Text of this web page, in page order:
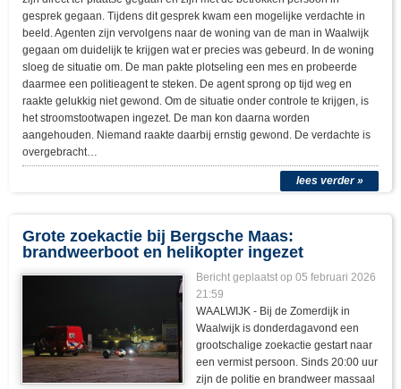
gesprek gegaan. Tijdens dit gesprek kwam een mogelijke verdachte in
beeld. Agenten zijn vervolgens naar de woning van de man in Waalwijk
gegaan om duidelijk te krijgen wat er precies was gebeurd. In de woning
sloeg de situatie om. De man pakte plotseling een mes en probeerde
daarmee een politieagent te steken. De agent sprong op tijd weg en
raakte gelukkig niet gewond. Om de situatie onder controle te krijgen, is
het stroomstootwapen ingezet. De man kon daarna worden
aangehouden. Niemand raakte daarbij ernstig gewond. De verdachte is
overgebracht…
lees verder »
Grote zoekactie bij Bergsche Maas:
brandweerboot en helikopter ingezet
Bericht geplaatst op05 februari 2026
21:59
WAALWIJK - Bij de Zomerdijk in
Waalwijk is donderdagavond een
grootschalige zoekactie gestart naar
een vermist persoon. Sinds 20:00 uur
zijn de politie en brandweer massaal